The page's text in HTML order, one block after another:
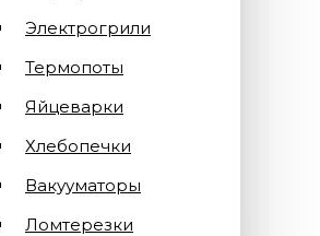
Электрогрили
Термопоты
Яйцеварки
Хлебопечки
Вакууматоры
Ломтерезки